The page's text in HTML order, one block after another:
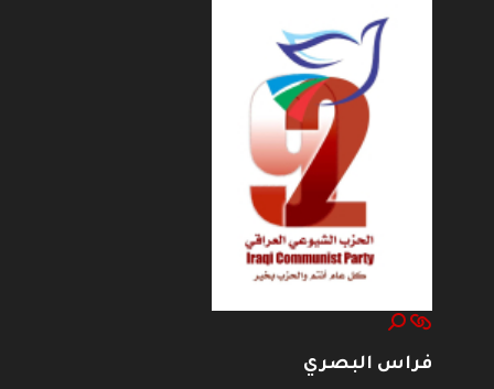
فراس البصري